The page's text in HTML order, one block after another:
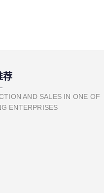
荐
AND SALES IN ONE OF
ENTERPRISES